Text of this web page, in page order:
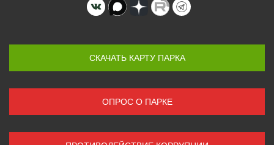
СКАЧАТЬ КАРТУ ПАРКА
ОПРОС О ПАРКЕ